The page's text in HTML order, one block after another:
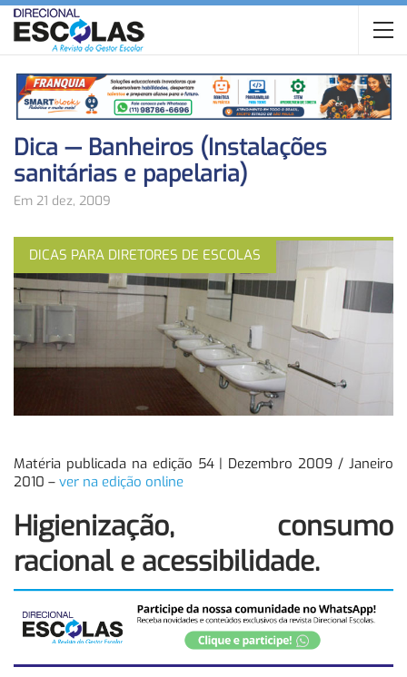
Dica — Banheiros (Instalações
sanitárias e papelaria)
Em 21 dez, 2009
DICAS PARA DIRETORES DE ESCOLAS
Matéria publicada na edição 54 | Dezembro 2009 / Janeiro
2010 – ver na edição online
Higienização, consumo
racional e acessibilidade.